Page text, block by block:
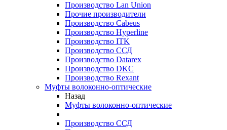
Производство Lan Union
Прочие производители
Производство Cabeus
Производство Hyperline
Производство ITK
Производство ССД
Производство Datarex
Производство DKC
Производство Rexant
Муфты волоконно-оптические
Назад
Муфты волоконно-оптические
Производство ССД